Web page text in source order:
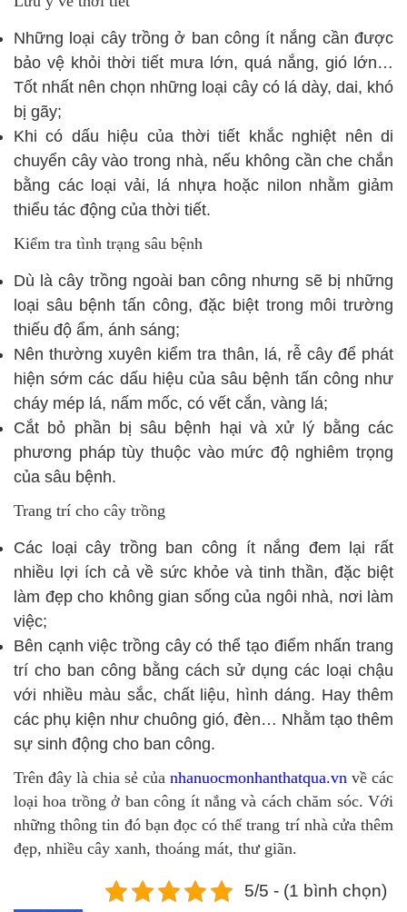
Những loại cây trồng ở ban công ít nắng cần được
bảo vệ khỏi thời tiết mưa lớn, quá nắng, gió lớn…
Tốt nhất nên chọn những loại cây có lá dày, dai, khó
bị gãy;
Khi có dấu hiệu của thời tiết khắc nghiệt nên di
chuyển cây vào trong nhà, nếu không cần che chắn
bằng các loại vải, lá nhựa hoặc nilon nhằm giảm
thiểu tác động của thời tiết.
Kiểm tra tình trạng sâu bệnh
Dù là cây trồng ngoài ban công nhưng sẽ bị những
loại sâu bệnh tấn công, đặc biệt trong môi trường
thiếu độ ẩm, ánh sáng;
Nên thường xuyên kiểm tra thân, lá, rễ cây để phát
hiện sớm các dấu hiệu của sâu bệnh tấn công như
cháy mép lá, nấm mốc, có vết cắn, vàng lá;
Cắt bỏ phần bị sâu bệnh hại và xử lý bằng các
phương pháp tùy thuộc vào mức độ nghiêm trọng
của sâu bệnh.
Trang trí cho cây trồng
Các loại cây trồng ban công ít nắng đem lại rất
nhiều lợi ích cả về sức khỏe và tinh thần, đặc biệt
làm đẹp cho không gian sống của ngôi nhà, nơi làm
việc;
Bên cạnh việc trồng cây có thể tạo điểm nhấn trang
trí cho ban công bằng cách sử dụng các loại chậu
với nhiều màu sắc, chất liệu, hình dáng. Hay thêm
các phụ kiện như chuông gió, đèn… Nhằm tạo thêm
sự sinh động cho ban công.
Trên đây là chia sẻ của nhanuocmonhanthatqua.vn về các
loại hoa trồng ở ban công ít nắng và cách chăm sóc. Với
những thông tin đó bạn đọc có thể trang trí nhà cửa thêm
đẹp, nhiều cây xanh, thoáng mát, thư giãn.
5/5 - (1 bình chọn)